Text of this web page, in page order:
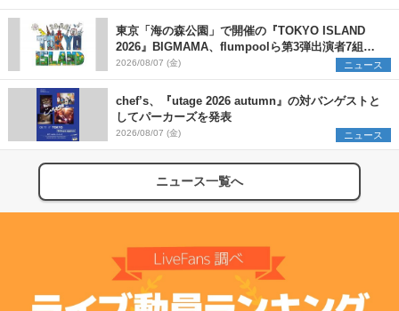
を発表
東京「海の森公園」で開催の『TOKYO ISLAND
2026』BIGMAMA、flumpoolら第3弾出演者7組を
発表 ワークショップ・アート出展者を募集
2026/08/07 (金) ニュース
chef’s、『utage 2026 autumn』の対バンゲストと
してパーカーズを発表
2026/08/07 (金) ニュース
ニュース一覧へ